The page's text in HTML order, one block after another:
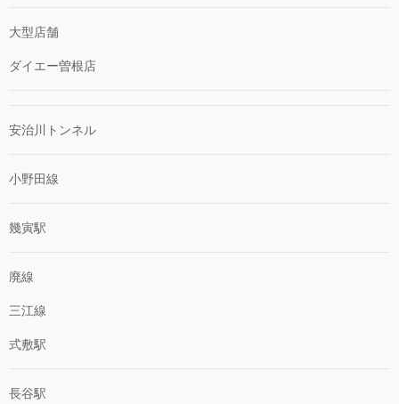
大型店舗
ダイエー曽根店
安治川トンネル
小野田線
幾寅駅
廃線
三江線
式敷駅
長谷駅